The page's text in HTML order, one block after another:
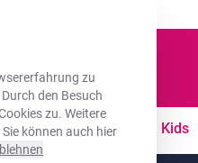
zu
den Besuch
zu. Weitere
Sie können auch hier
Outdoor Freizeit Kids